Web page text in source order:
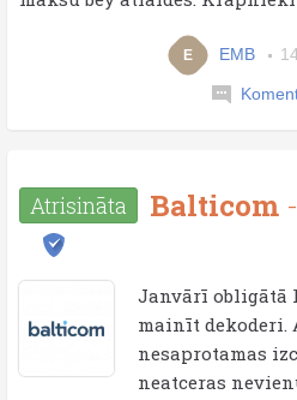
E EMB
Atrisināta Balticom
Janvārī obligātā
mainīt dekoderi.
nesaprotamas
neatceras